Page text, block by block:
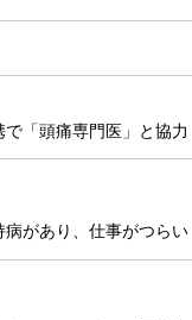
「頭痛専門医」と協力
病があり、仕事がつらい